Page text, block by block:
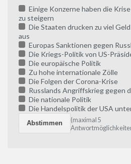
Einige Konzerne haben die
zu steigern
Die Staaten drucken zu viel
aus
Europas Sanktionen gegen
Die Kriegs-Politik von US-
Die europäische Politik
Zu hohe internationale Zölle
Die Folgen der Corona-Krise
Russlands Angriffskrieg gegen
Die nationale Politik
Die Handelspolitik der USA
(maximal 5